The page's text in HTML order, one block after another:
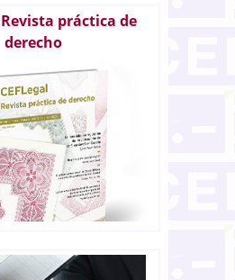
Revista práctica de
derecho